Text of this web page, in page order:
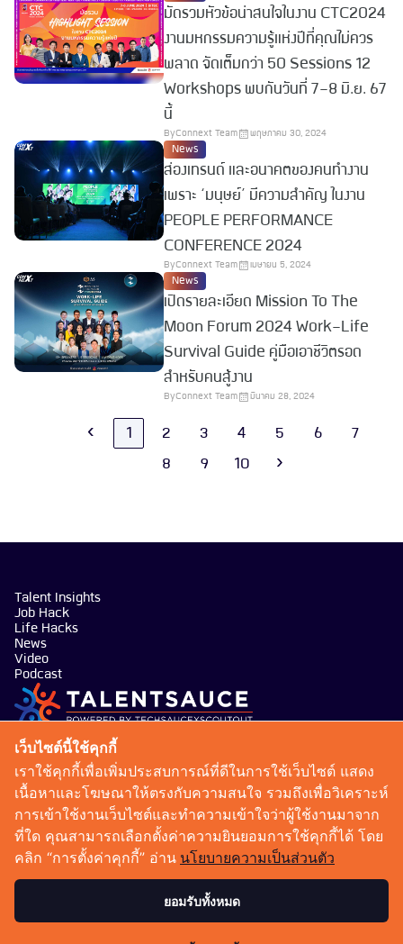
มัดรวมหัวข้อน่าสนใจในงาน CTC2024
งานมหกรรมความรู้แห่งปีที่คุณไม่ควร
พลาด จัดเต็มกว่า 50 Sessions 12
Workshops พบกันวันที่ 7-8 มิ.ย. 67
นี้
ByConnext Team พฤษภาคม 30, 2024
News
ส่องเทรนด์ และอนาคตของคนทำงาน
เพราะ ‘มนุษย์’ มีความสำคัญ ในงาน
PEOPLE PERFORMANCE
CONFERENCE 2024
ByConnext Team เมษายน 5, 2024
News
เปิดรายละเอียด Mission To The
Moon Forum 2024 Work-Life
Survival Guide คู่มือเอาชีวิตรอด
สำหรับคนสู้งาน
ByConnext Team มีนาคม 28, 2024
‹ 1 2 3 4 5 6
7
8
9 10 ›
Talent Insights
Job Hack
Life Hacks
News
Video
Podcast
บริษัท เทคซอส มีเดีย จำกัด
101 ทรู ดิจิทัล พาร์ค อาคาร กริฟฟิน ชั้น 14 ห้อง 1401
ถนนสุขุมวิท แขวงบางจาก เขตพระโขนง กรุงเทพมหานคร
10260
talentsauce@techsauce.co
02-001-5375
เว็บไซต์นี้ใช้คุกกี้
เราใช้คุกกี้เพื่อเพิ่มประสบการณ์ที่ดีในการใช้เว็บไซต์ แสดง
เนื้อหาและโฆษณาให้ตรงกับความสนใจ รวมถึงเพื่อวิเคราะห์
การเข้าใช้งานเว็บไซต์และทำความเข้าใจว่าผู้ใช้งานมาจาก
ที่ใด คุณสามารถเลือกตั้งค่าความยินยอมการใช้คุกกี้ได้ โดย
คลิก “การตั้งค่าคุกกี้” อ่าน นโยบายความเป็นส่วนตัว
ยอมรับทั้งหมด